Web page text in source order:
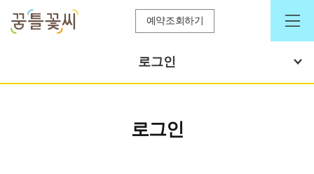
예약조회하기
로그인
로그인